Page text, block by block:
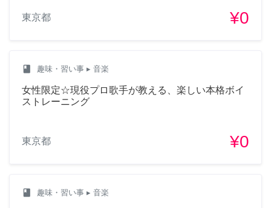
東京都 ¥0
class 趣味・習い事 ▸ 音楽
女性限定☆現役プロ歌手が教える、楽しい本格ボイ
ストレーニング
東京都 ¥0
class 趣味・習い事 ▸ 音楽